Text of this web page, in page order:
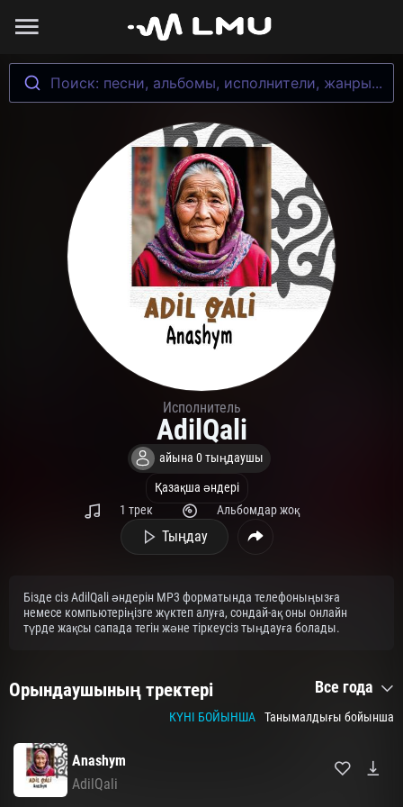
Поиск: песни, альбомы, исполнители, жанры...
Исполнитель
AdilQali
айына 0 тыңдаушы
Қазақша әндері
1 трек
Альбомдар жоқ
Тыңдау
Бізде сіз AdilQali әндерін MP3 форматында телефоныңызға
немесе компьютеріңізге жүктеп алуға, сондай-ақ оны онлайн
түрде жақсы сапада тегін және тіркеусіз тыңдауға болады.
Орындаушының тректері Все года
КҮНІ БОЙЫНША Танымалдығы бойынша
Anashym
AdilQali